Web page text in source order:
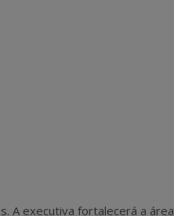
A executiva fortalecerá a área